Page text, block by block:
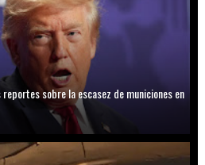
sobre la escasez de municiones en